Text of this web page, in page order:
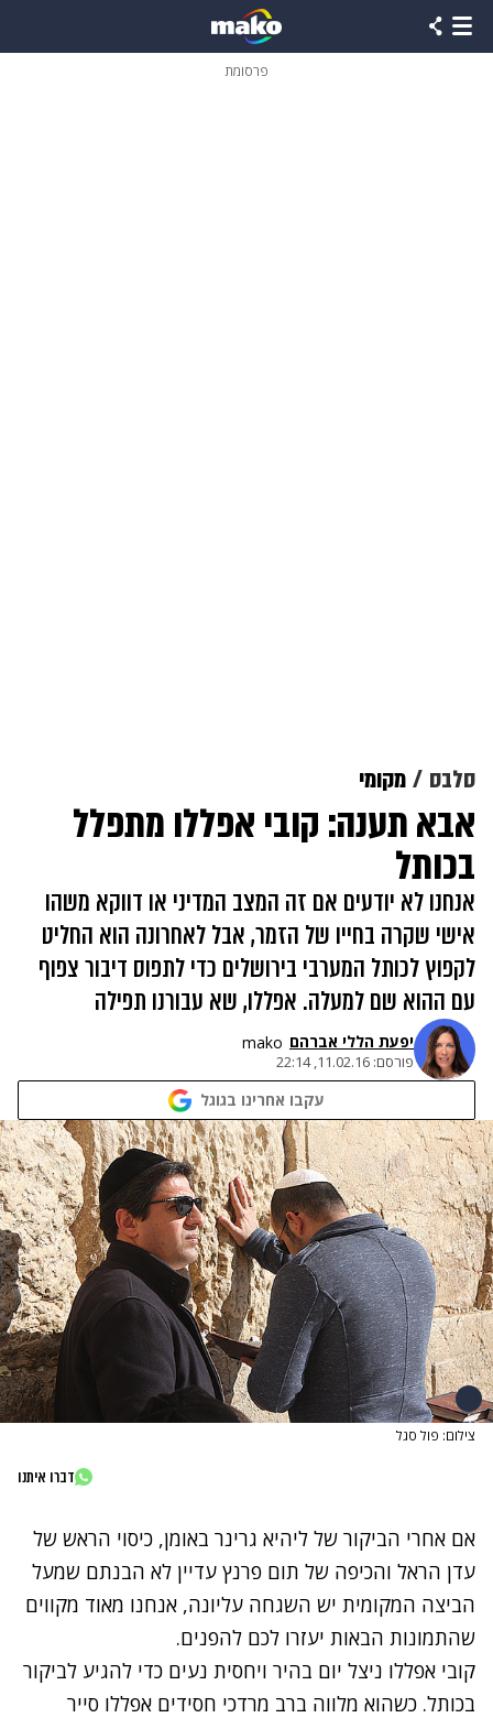
פרסומת
סלבס מקומי
אבא תענה: קובי אפללו מתפלל
בכותל
אנחנו לא יודעים אם זה המצב המדיני או דווקא משהו
אישי שקרה בחייו של הזמר, אבל לאחרונה הוא החליט
לקפוץ לכותל המערבי בירושלים כדי לתפוס דיבור צפוף
עם ההוא שם למעלה. אפללו, שא עבורנו תפילה
יפעת הללי אברהם mako
פורסם: 11.02.16, 22:14
עקבו אחרינו בגוגל
צילום: פול סגל
דברו איתנו
אם אחרי הביקור של ליהיא גרינר באומן, כיסוי הראש של
עדן הראל והכיפה של תום פרנץ עדיין לא הבנתם שמעל
הביצה המקומית יש השגחה עליונה, אנחנו מאוד מקווים
שהתמונות הבאות יעזרו לכם להפנים.
קובי אפללו ניצל יום בהיר ויחסית נעים כדי להגיע לביקור
בכותל. כשהוא מלווה ברב מרדכי חסידים אפללו סייר